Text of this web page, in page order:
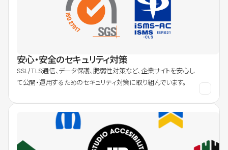
安心・安全のセキュリティ対策
SSL/TLS通信、データ保護、脆弱性対策など、企業サイトを安心し
て公開・運用するためのセキュリティ対策に取り組んでいます。